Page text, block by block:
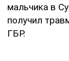
мальчика в
получил
ГБР.